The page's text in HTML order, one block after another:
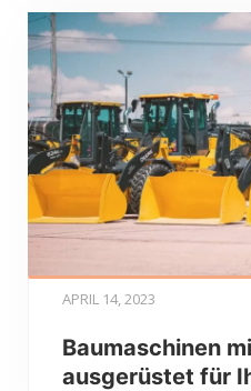
APRIL 14, 2023
Baumaschinen
ausgerüstet für